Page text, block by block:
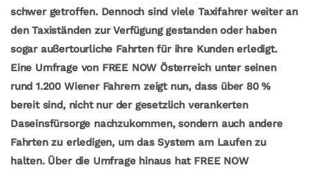
schwer getroffen. Dennoch sind viele Taxifahrer weiter an
den Taxiständen zur Verfügung gestanden oder haben
sogar außertourliche Fahrten für ihre Kunden erledigt.
Eine Umfrage von FREE NOW Österreich unter seinen
rund 1.200 Wiener Fahrern zeigt nun, dass über 80 %
bereit sind, nicht nur der gesetzlich verankerten
Daseinsfürsorge nachzukommen, sondern auch andere
Fahrten zu erledigen, um das System am Laufen zu
halten. Über die Umfrage hinaus hat FREE NOW